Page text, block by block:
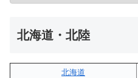
北海道・北陸
北海道